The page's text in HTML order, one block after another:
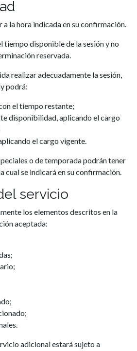
a la hora indicada en su confirmación.
tiempo disponible de la sesión y no
reservada.
realizar adecuadamente la sesión,
podrá:
el tiempo restante;
disponibilidad, aplicando el cargo
el cargo vigente.
o de temporada podrán tener
cual se indicará en su confirmación.
servicio
los elementos descritos en la
aceptada:
adicional estará sujeto a